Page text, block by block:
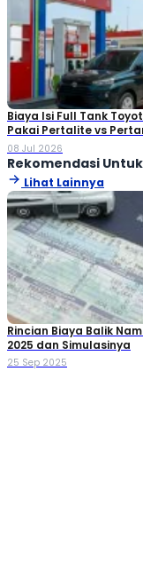
Biaya Isi Full Tank
Pakai Pertalite vs
08 Jul 2026
Rekomendasi
Lihat Lainnya
Rincian Biaya Balik
2025 dan Simulasinya
25 Sep 2025